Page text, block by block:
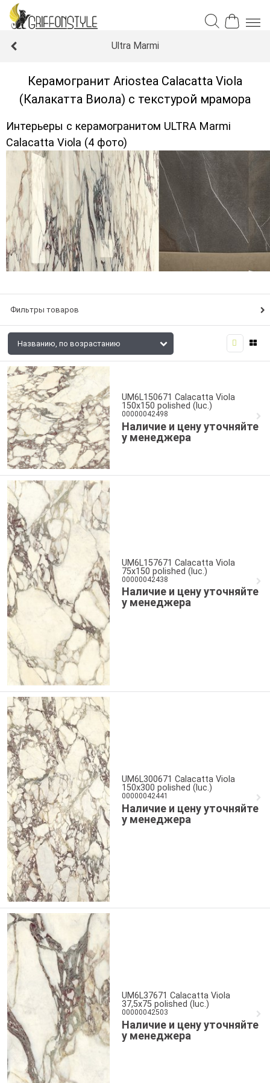
Ultra Marmi
Керамогранит Ariostea Calacatta Viola
(Калакатта Виола) с текстурой мрамора
Интерьеры с керамогранитом ULTRA Marmi
Calacatta Viola (4 фото)
Фильтры товаров
UM6L150671 Calacatta Viola
150x150 polished (luc.)
00000042498
Наличие и цену уточняйте
у менеджера
UM6L157671 Calacatta Viola
75x150 polished (luc.)
00000042438
Наличие и цену уточняйте
у менеджера
UM6L300671 Calacatta Viola
150х300 polished (luc.)
00000042441
Наличие и цену уточняйте
у менеджера
UM6L37671 Calacatta Viola
37,5x75 polished (luc.)
00000042503
Наличие и цену уточняйте
у менеджера